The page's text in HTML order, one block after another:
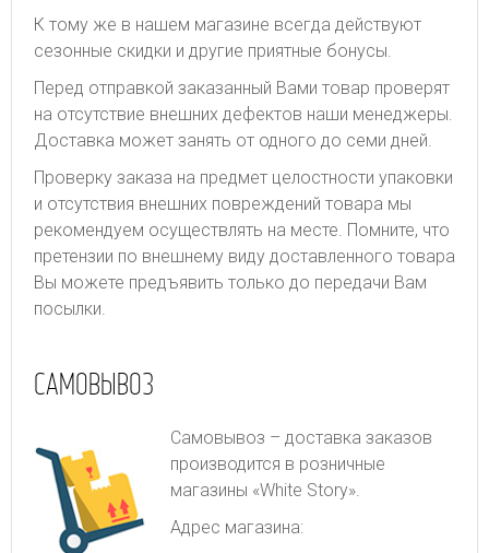
К тому же в нашем магазине всегда действуют
сезонные скидки и другие приятные бонусы.
Перед отправкой заказанный Вами товар проверят
на отсутствие внешних дефектов наши менеджеры.
Доставка может занять от одного до семи дней.
Проверку заказа на предмет целостности упаковки
и отсутствия внешних повреждений товара мы
рекомендуем осуществлять на месте. Помните, что
претензии по внешнему виду доставленного товара
Вы можете предъявить только до передачи Вам
посылки.
САМОВЫВОЗ
Самовывоз – доставка заказов
производится в розничные
магазины «White Story».
Адрес магазина: